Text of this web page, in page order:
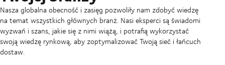
Nasza globalna obecność i zasięg pozwoliły nam zdobyć wiedzę
na temat wszystkich głównych branż. Nasi eksperci są świadomi
wyzwań i szans, jakie się z nimi wiążą, i potrafią wykorzystać
swoją wiedzę rynkową, aby zoptymalizować Twoją sieć i łańcuch
dostaw.